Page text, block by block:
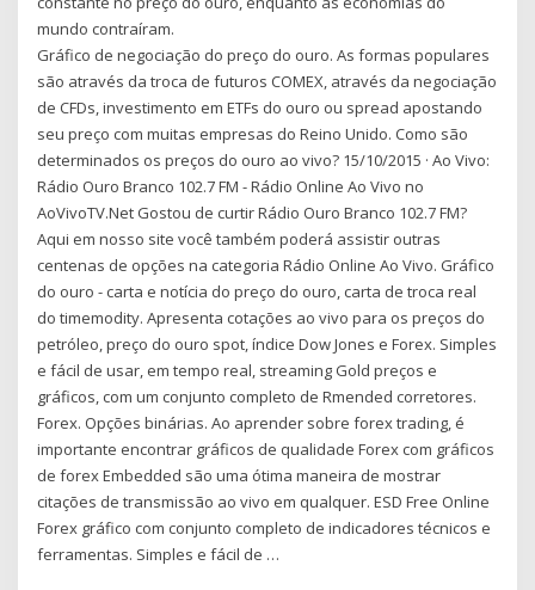
mundo contraíram.
Gráfico de negociação do preço do ouro. As formas populares
são através da troca de futuros COMEX, através da negociação
de CFDs, investimento em ETFs do ouro ou spread apostando
seu preço com muitas empresas do Reino Unido. Como são
determinados os preços do ouro ao vivo? 15/10/2015 · Ao Vivo:
Rádio Ouro Branco 102.7 FM - Rádio Online Ao Vivo no
AoVivoTV.Net Gostou de curtir Rádio Ouro Branco 102.7 FM?
Aqui em nosso site você também poderá assistir outras
centenas de opções na categoria Rádio Online Ao Vivo. Gráfico
do ouro - carta e notícia do preço do ouro, carta de troca real
do timemodity. Apresenta cotações ao vivo para os preços do
petróleo, preço do ouro spot, índice Dow Jones e Forex. Simples
e fácil de usar, em tempo real, streaming Gold preços e
gráficos, com um conjunto completo de Rmended corretores.
Forex. Opções binárias. Ao aprender sobre forex trading, é
importante encontrar gráficos de qualidade Forex com gráficos
de forex Embedded são uma ótima maneira de mostrar
citações de transmissão ao vivo em qualquer. ESD Free Online
Forex gráfico com conjunto completo de indicadores técnicos e
ferramentas. Simples e fácil de …